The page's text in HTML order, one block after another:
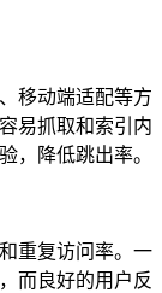
移动端适配等方
易抓取和索引内
，降低跳出率。
重复访问率。一
而良好的用户反